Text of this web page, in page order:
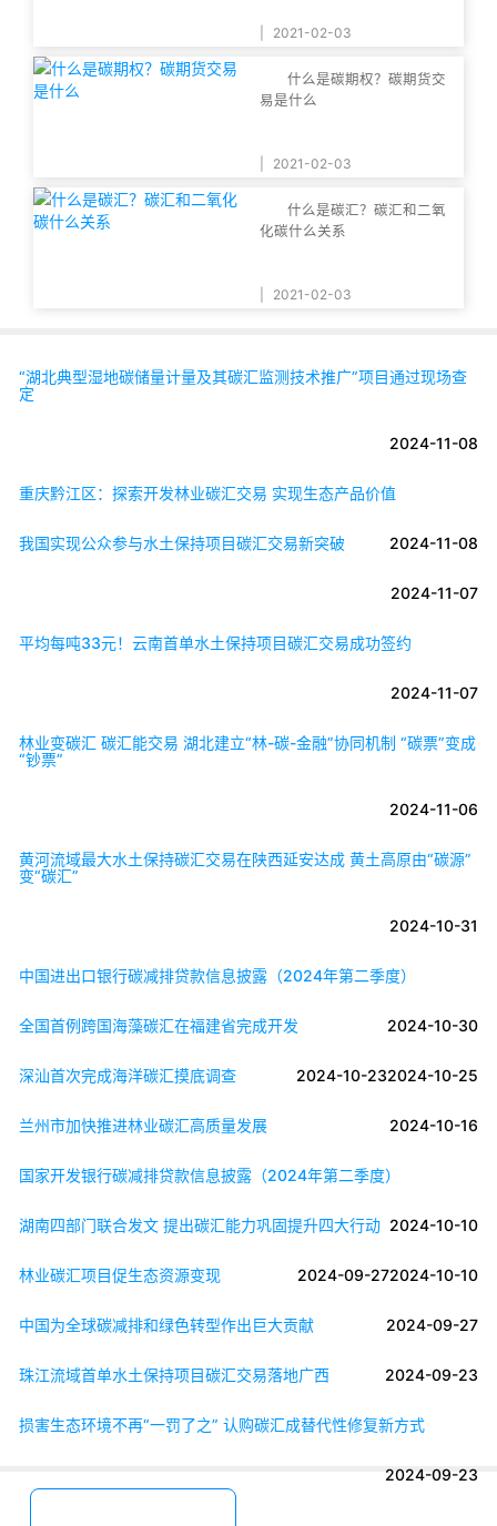
2021-02-03
什么是碳期权？碳期货交
易是什么
2021-02-03
什么是碳汇？碳汇和二氧
化碳什么关系
2021-02-03
“湖北典型湿地碳储量计量及其碳汇监测技术推广”项目通过现场查
定
2024-11-08
重庆黔江区：探索开发林业碳汇交易 实现生态产品价值
2024-11-08
我国实现公众参与水土保持项目碳汇交易新突破
2024-11-07
平均每吨33元！云南首单水土保持项目碳汇交易成功签约
2024-11-07
林业变碳汇 碳汇能交易 湖北建立“林-碳-金融”协同机制 “碳票”变成
“钞票”
2024-11-06
黄河流域最大水土保持碳汇交易在陕西延安达成 黄土高原由“碳源”
变“碳汇”
2024-10-31
中国进出口银行碳减排贷款信息披露（2024年第二季度）
2024-10-30
全国首例跨国海藻碳汇在福建省完成开发
2024-10-25
深汕首次完成海洋碳汇摸底调查 2024-10-23
兰州市加快推进林业碳汇高质量发展 2024-10-16
国家开发银行碳减排贷款信息披露（2024年第二季度）
2024-10-10
湖南四部门联合发文 提出碳汇能力巩固提升四大行动
2024-10-10
林业碳汇项目促生态资源变现 2024-09-27
中国为全球碳减排和绿色转型作出巨大贡献 2024-09-27
珠江流域首单水土保持项目碳汇交易落地广西 2024-09-23
损害生态环境不再“一罚了之” 认购碳汇成替代性修复新方式
2024-09-23